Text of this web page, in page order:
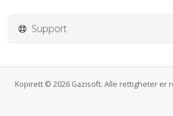
Support
Kopirett © 2026 Gazisoft. Alle rettigheter er